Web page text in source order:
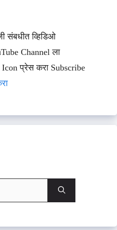
संबधीत व्हिडिओ
Channel ला
प्रेस करा Subscribe